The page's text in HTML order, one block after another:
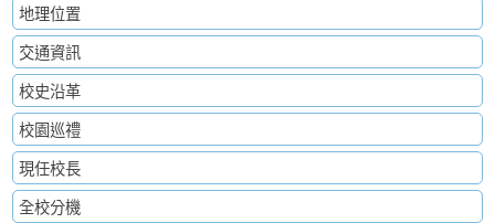
地理位置
交通資訊
校史沿革
校園巡禮
現任校長
全校分機